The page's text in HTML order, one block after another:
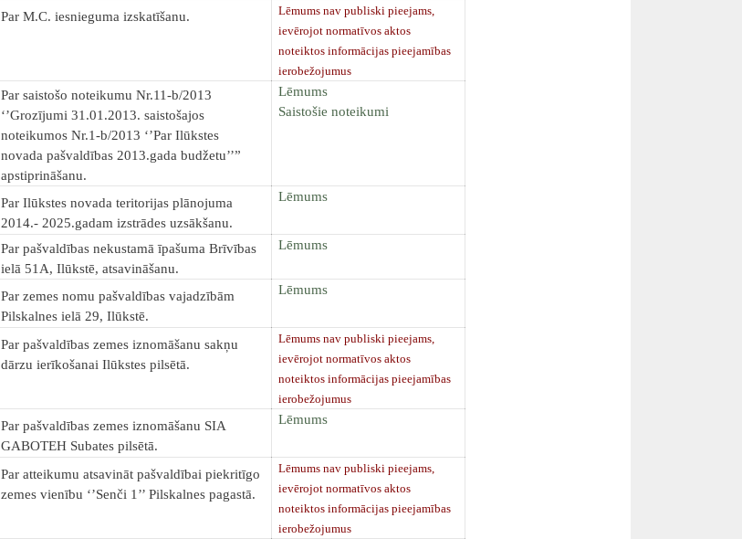
Par M.C. iesnieguma izskatīšanu.
Lēmums nav publiski pieejams,
ievērojot normatīvos aktos
noteiktos informācijas pieejamības
ierobežojumus
Par saistošo noteikumu Nr.11-b/2013
‘’Grozījumi 31.01.2013. saistošajos
noteikumos Nr.1-b/2013 ‘’Par Ilūkstes
novada pašvaldības 2013.gada budžetu’’”
apstiprināšanu.
Lēmums
Saistošie noteikumi
Par Ilūkstes novada teritorijas plānojuma
2014.- 2025.gadam izstrādes uzsākšanu.
Lēmums
Par pašvaldības nekustamā īpašuma Brīvības
ielā 51A, Ilūkstē, atsavināšanu.
Lēmums
Par zemes nomu pašvaldības vajadzībām
Pilskalnes ielā 29, Ilūkstē.
Lēmums
Par pašvaldības zemes iznomāšanu sakņu
dārzu ierīkošanai Ilūkstes pilsētā.
Lēmums nav publiski pieejams,
ievērojot normatīvos aktos
noteiktos informācijas pieejamības
ierobežojumus
Par pašvaldības zemes iznomāšanu SIA
GABOTEH Subates pilsētā.
Lēmums
Par atteikumu atsavināt pašvaldībai piekritīgo
zemes vienību ‘’Senči 1’’ Pilskalnes pagastā.
Lēmums nav publiski pieejams,
ievērojot normatīvos aktos
noteiktos informācijas pieejamības
ierobežojumus